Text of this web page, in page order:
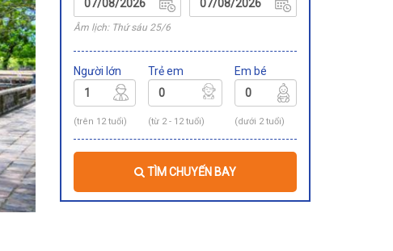
Âm lịch: Thứ sáu 25/6
Người lớn
(trên 12 tuổi)
Trẻ em
(từ 2 - 12 tuổi)
Em bé
(dưới 2 tuổi)
TÌM CHUYẾN BAY